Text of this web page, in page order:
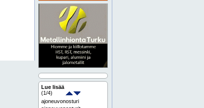
Lue lisää
(1/4)
ajoneuvonosturi